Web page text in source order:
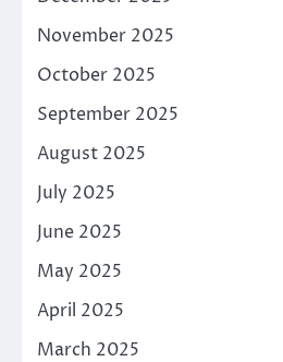
November 2025
October 2025
September 2025
August 2025
July 2025
June 2025
May 2025
April 2025
March 2025